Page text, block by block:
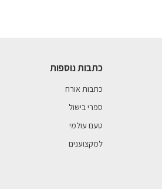
כתבות נוספות
כתבות אורח
ספרי בישול
טעם עולמי
למקצוענים